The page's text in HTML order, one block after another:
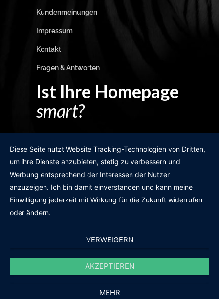
Kundenmeinungen
Impressum
Kontakt
Fragen & Antworten
Ist Ihre Homepage
smart?
GRATIS WEBSITE-CHECK
des19n.at|iwant@des19n.at
Diese Seite nutzt Website Tracking-Technologien von Dritten,
um ihre Dienste anzubieten, stetig zu verbessern und
Werbung entsprechend der Interessen der Nutzer
anzuzeigen. Ich bin damit einverstanden und kann meine
Einwilligung jederzeit mit Wirkung für die Zukunft widerrufen
oder ändern.
VERWEIGERN
AKZEPTIEREN
MEHR